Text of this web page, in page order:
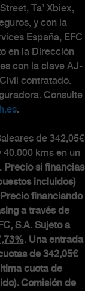
Ta’ Xbiex,
y con la
España, EFC
en la Dirección
con la clave AJ-
contratado.
Consulte
.
de 342,05€
kms en un
Precio si financias
incluidos)
financiando
a través de
S.A. Sujeto a
. Una entrada
de 342,05€
cuota de
Comisión de